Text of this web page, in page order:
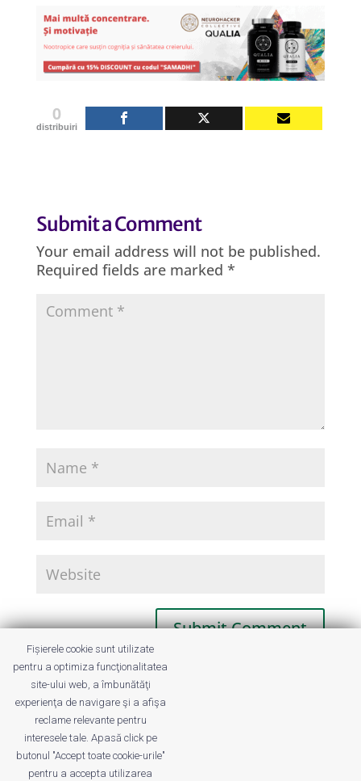
0
distribuiri
Submit a Comment
Your email address will not be published.
Required fields are marked *
This site uses Akismet to reduce spam.
Learn how your comment data is
processed.
Fișierele cookie sunt utilizate
pentru a optimiza funcţionalitatea
site-ului web, a îmbunătăţi
experienţa de navigare şi a afişa
reclame relevante pentru
interesele tale. Apasă click pe
butonul "Accept toate cookie-urile"
pentru a accepta utilizarea